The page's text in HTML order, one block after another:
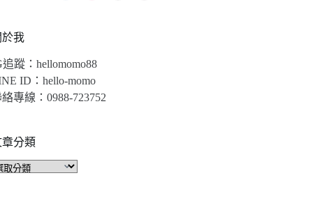
於我
追蹤：hellomomo88
ID：hello-momo
專線：0988-723752
分類